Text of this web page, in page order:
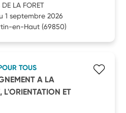
DE LA FORET
1 septembre 2026
en-Haut (69850)
TOUS
A LA
L'ORIENTATION ET